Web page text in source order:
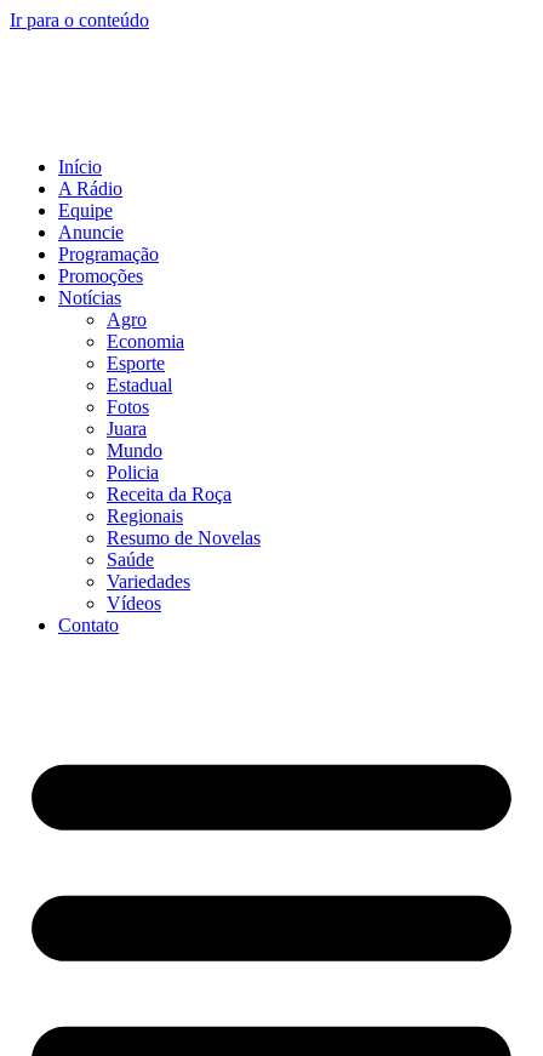
Ir para o conteúdo
Início
A Rádio
Equipe
Anuncie
Programação
Promoções
Notícias
Agro
Economia
Esporte
Estadual
Fotos
Juara
Mundo
Policia
Receita da Roça
Regionais
Resumo de Novelas
Saúde
Variedades
Vídeos
Contato